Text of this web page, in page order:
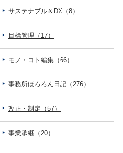
サステナブル＆DX（8）
目標管理（17）
モノ・コト編集（66）
事務所ほろろん日記（276）
改正・制定（57）
事業承継（20）